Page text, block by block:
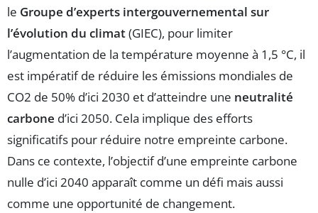
le Groupe d’experts intergouvernemental sur
l’évolution du climat(GIEC), pour limiter
l’augmentation de la température moyenne à 1,5 °C, il
est impératif de réduire les émissions mondiales de
CO2 de 50% d’ici 2030 et d’atteindre une neutralité
carbone d’ici 2050. Cela implique des efforts
significatifs pour réduire notre empreinte carbone.
Dans ce contexte, l’objectif d’une empreinte carbone
nulle d’ici 2040 apparaît comme un défi mais aussi
comme une opportunité de changement.